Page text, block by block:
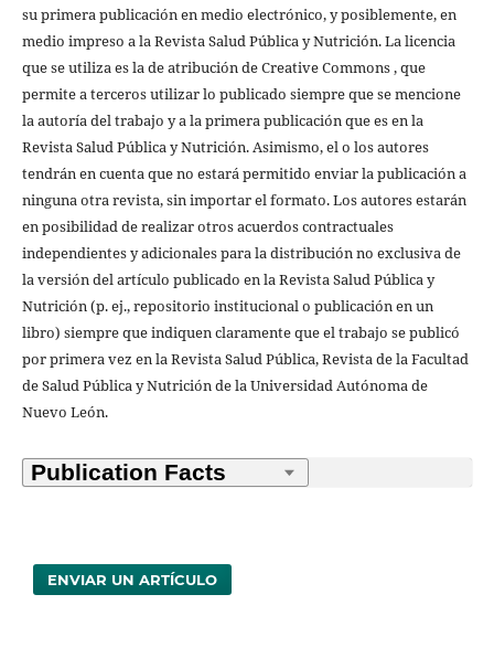
su primera publicación en medio electrónico, y posiblemente, en
medio impreso a la Revista Salud Pública y Nutrición. La licencia
que se utiliza es la de atribución de Creative Commons , que
permite a terceros utilizar lo publicado siempre que se mencione
la autoría del trabajo y a la primera publicación que es en la
Revista Salud Pública y Nutrición. Asimismo, el o los autores
tendrán en cuenta que no estará permitido enviar la publicación a
ninguna otra revista, sin importar el formato. Los autores estarán
en posibilidad de realizar otros acuerdos contractuales
independientes y adicionales para la distribución no exclusiva de
la versión del artículo publicado en la Revista Salud Pública y
Nutrición (p. ej., repositorio institucional o publicación en un
libro) siempre que indiquen claramente que el trabajo se publicó
por primera vez en la Revista Salud Pública, Revista de la Facultad
de Salud Pública y Nutrición de la Universidad Autónoma de
Nuevo León.
ENVIAR UN ARTÍCULO